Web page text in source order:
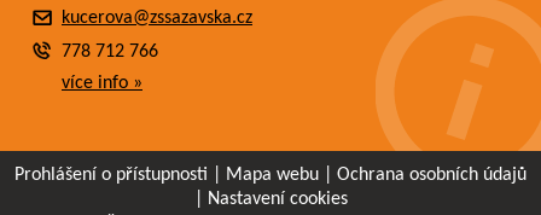
kucerova@zssazavska.cz
778 712 766
více info »
Prohlášení o přístupnosti Mapa webu
Ochrana osobních údajů
Nastavení cookies